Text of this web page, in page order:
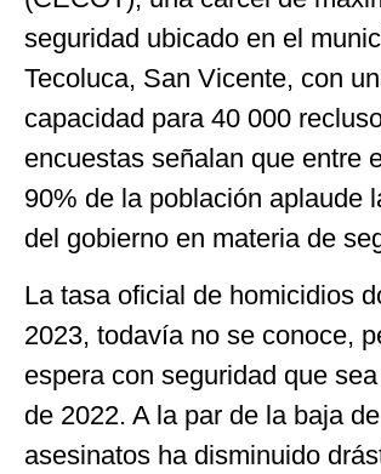
seguridad ubicado en el
Tecoluca, San Vicente, con
capacidad para 40 000
encuestas señalan que entre
90% de la población aplaude
del gobierno en materia de
La tasa oficial de homicidios
2023, todavía no se conoce,
espera con seguridad que
de 2022. A la par de la baja
asesinatos ha disminuido